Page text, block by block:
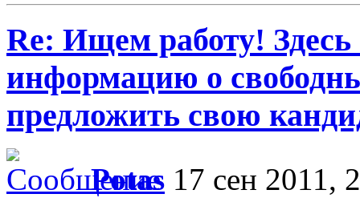
Re: Ищем работу!
информацию о
предложить свою
Potas 17 сен 2011,